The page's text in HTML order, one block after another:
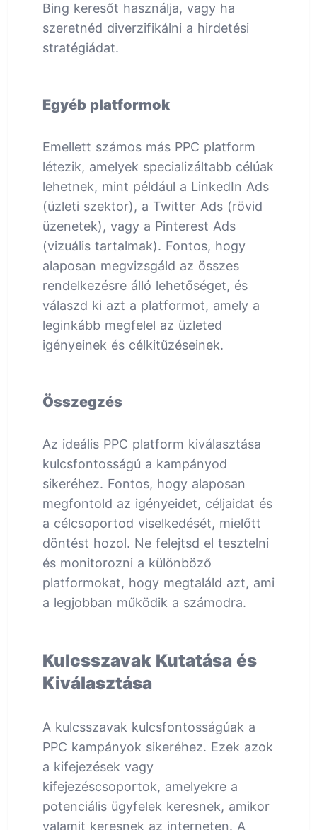
Bing keresőt használja, vagy ha
szeretnéd diverzifikálni a hirdetési
stratégiádat.
Egyéb platformok
Emellett számos más PPC platform
létezik, amelyek specializáltabb célúak
lehetnek, mint például a LinkedIn Ads
(üzleti szektor), a Twitter Ads (rövid
üzenetek), vagy a Pinterest Ads
(vizuális tartalmak). Fontos, hogy
alaposan megvizsgáld az összes
rendelkezésre álló lehetőséget, és
válaszd ki azt a platformot, amely a
leginkább megfelel az üzleted
igényeinek és célkitűzéseinek.
Összegzés
Az ideális PPC platform kiválasztása
kulcsfontosságú a kampányod
sikeréhez. Fontos, hogy alaposan
megfontold az igényeidet, céljaidat és
a célcsoportod viselkedését, mielőtt
döntést hozol. Ne felejtsd el tesztelni
és monitorozni a különböző
platformokat, hogy megtaláld azt, ami
a legjobban működik a számodra.
Kulcsszavak Kutatása és
Kiválasztása
A kulcsszavak kulcsfontosságúak a
PPC kampányok sikeréhez. Ezek azok
a kifejezések vagy
kifejezéscsoportok, amelyekre a
potenciális ügyfelek keresnek, amikor
valamit keresnek az interneten. A